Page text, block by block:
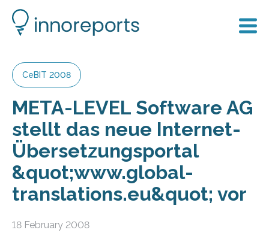
CeBIT 2008
META-LEVEL Software AG
stellt das neue Internet-
Übersetzungsportal
&quot;www.global-
translations.eu&quot; vor
18 February 2008